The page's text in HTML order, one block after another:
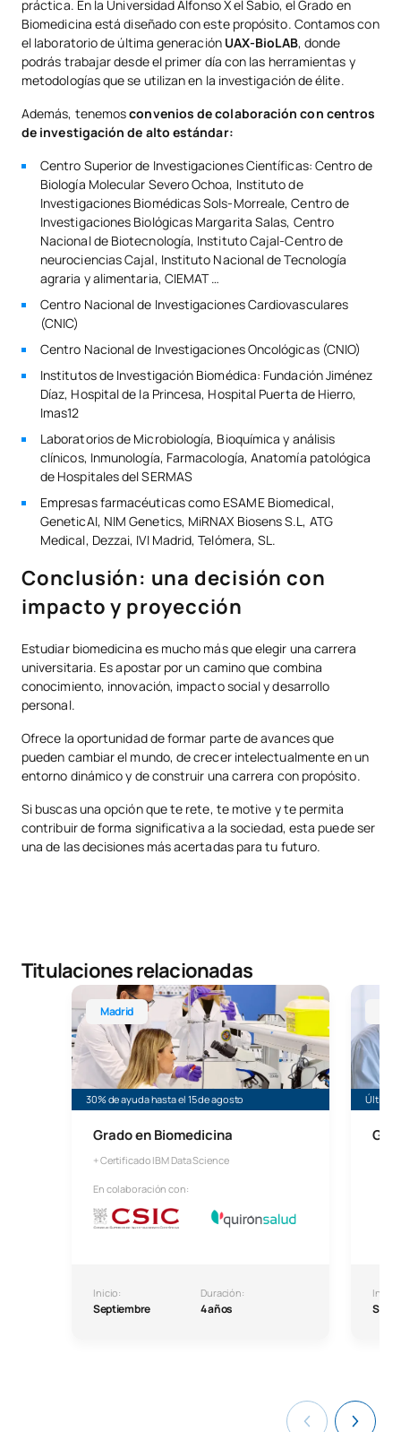
práctica. En la Universidad Alfonso X el Sabio, el Grado en
Biomedicina está diseñado con este propósito. Contamos con
el laboratorio de última generación UAX-BioLAB, donde
podrás trabajar desde el primer día con las herramientas y
metodologías que se utilizan en la investigación de élite.
Además, tenemosconvenios de colaboración con centros
de investigación de alto estándar:
Centro Superior de Investigaciones Científicas: Centro de
Biología Molecular Severo Ochoa, Instituto de
Investigaciones Biomédicas Sols-Morreale, Centro de
Investigaciones Biológicas Margarita Salas, Centro
Nacional de Biotecnología, Instituto Cajal-Centro de
neurociencias Cajal, Instituto Nacional de Tecnología
agraria y alimentaria, CIEMAT …
Centro Nacional de Investigaciones Cardiovasculares
(CNIC)
Centro Nacional de Investigaciones Oncológicas (CNIO)
Institutos de Investigación Biomédica: Fundación Jiménez
Díaz, Hospital de la Princesa, Hospital Puerta de Hierro,
Imas12
Laboratorios de Microbiología, Bioquímica y análisis
clínicos, Inmunología, Farmacología, Anatomía patológica
de Hospitales del SERMAS
Empresas farmacéuticas como ESAME Biomedical,
GeneticAI, NIM Genetics, MiRNAX Biosens S.L, ATG
Medical, Dezzai, IVI Madrid, Telómera, SL.
Conclusión: una decisión con
impacto y proyección
Estudiar biomedicina es mucho más que elegir una carrera
universitaria. Es apostar por un camino que combina
conocimiento, innovación, impacto social y desarrollo
personal.
Ofrece la oportunidad de formar parte de avances que
pueden cambiar el mundo, de crecer intelectualmente en un
entorno dinámico y de construir una carrera con propósito.
Si buscas una opción que te rete, te motive y te permita
contribuir de forma significativa a la sociedad, esta puede ser
una de las decisiones más acertadas para tu futuro.
Titulaciones relacionadas
Madrid
30% de ayuda hasta el 15 de agosto
Grado en Biomedicina
+ Certificado IBM Data Science
En colaboración con:
Inicio:
Septiembre
Duración:
4 años
Grado en Biomedicina
Inicio:
Grado